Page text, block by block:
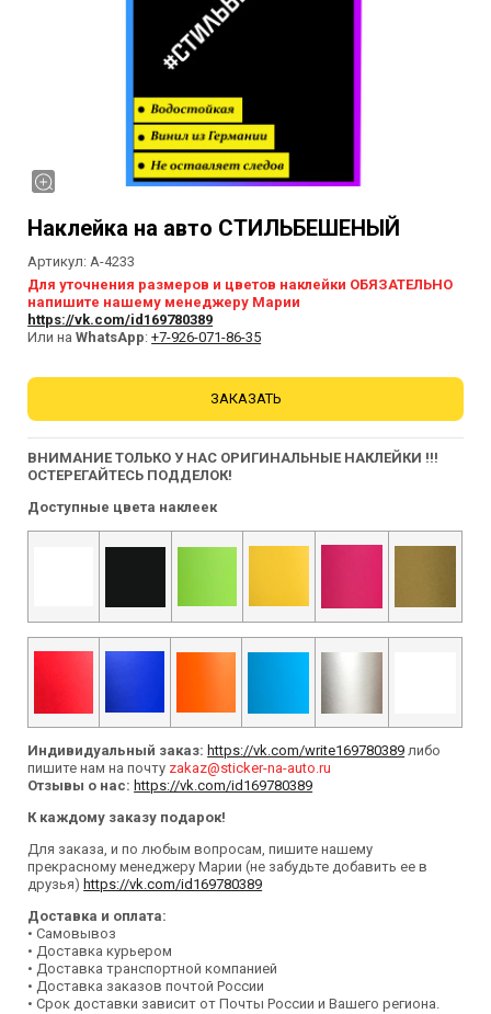
Наклейка на авто СТИЛЬБЕШЕНЫЙ
Артикул:А-4233
Для уточнения размеров и цветов наклейки ОБЯЗАТЕЛЬНО
напишите нашему менеджеру Марии
https://vk.com/id169780389
Или наWhatsApp:+7-926-071-86-35
ЗАКАЗАТЬ
ВНИМАНИЕ ТОЛЬКО У НАС ОРИГИНАЛЬНЫЕ НАКЛЕЙКИ !!!
ОСТЕРЕГАЙТЕСЬ ПОДДЕЛОК!
Доступные цвета наклеек
Индивидуальный заказ: https://vk.com/write169780389 либо
пишите нам на почту zakaz@sticker-na-auto.ru
Отзывы о нас: https://vk.com/id169780389
К каждому заказу подарок!
Для заказа, и по любым вопросам, пишите нашему
прекрасному менеджеру Марии (не забудьте добавить ее в
друзья) https://vk.com/id169780389
Доставка и оплата:
• Самовывоз
• Доставка курьером
• Доставка транспортной компанией
• Доставка заказов почтой России
• Срок доставки зависит от Почты России и Вашего региона.